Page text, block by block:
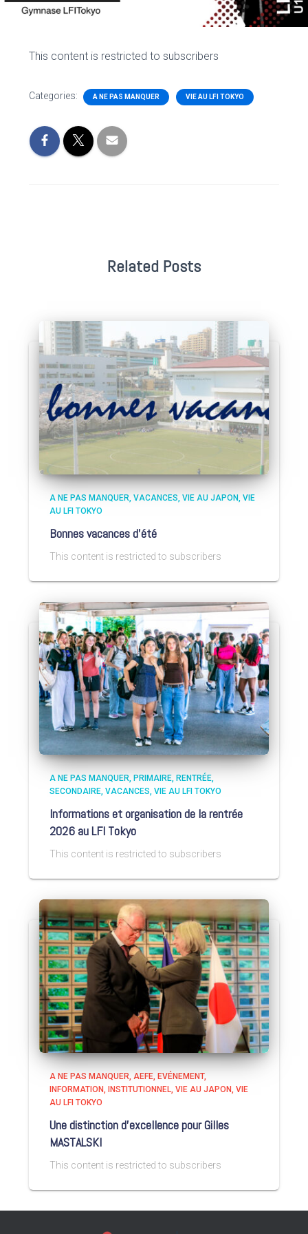
This content is restricted to subscribers
Categories: A NE PAS MANQUER VIE AU LFI TOKYO
Related Posts
A NE PAS MANQUER VACANCES VIE AU JAPON VIE
AU LFI TOKYO
Bonnes vacances d’été
This content is restricted to subscribers
A NE PAS MANQUER PRIMAIRE RENTRÉE
SECONDAIRE VACANCES VIE AU LFI TOKYO
Informations et organisation de la rentrée
2026 au LFI Tokyo
This content is restricted to subscribers
A NE PAS MANQUER AEFE EVÉNEMENT
INFORMATION
INSTITUTIONNEL VIE AU JAPON VIE
AU LFI TOKYO
Une distinction d’excellence pour Gilles
MASTALSKI
This content is restricted to subscribers